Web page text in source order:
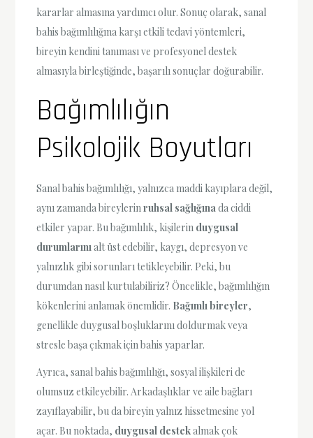
kararlar almasına yardımcı olur. Sonuç olarak, sanal
bahis bağımlılığına karşı etkili tedavi yöntemleri,
bireyin kendini tanıması ve profesyonel destek
almasıyla birleştiğinde, başarılı sonuçlar doğurabilir.
Bağımlılığın
Psikolojik Boyutları
Sanal bahis bağımlılığı, yalnızca maddi kayıplara değil,
aynı zamanda bireylerinruhsal sağlığına da ciddi
etkiler yapar. Bu bağımlılık, kişilerin duygusal
durumlarını alt üst edebilir, kaygı, depresyon ve
yalnızlık gibi sorunları tetikleyebilir. Peki, bu
durumdan nasıl kurtulabiliriz? Öncelikle, bağımlılığın
kökenlerini anlamak önemlidir. Bağımlı bireyler,
genellikle duygusal boşluklarını doldurmak veya
stresle başa çıkmak için bahis yaparlar.
Ayrıca, sanal bahis bağımlılığı, sosyal ilişkileri de
olumsuz etkileyebilir. Arkadaşlıklar ve aile bağları
zayıflayabilir, bu da bireyin yalnız hissetmesine yol
açar. Bu noktada, duygusal destekalmak çok